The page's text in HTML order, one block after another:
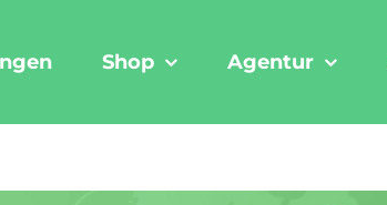
Shop Agentur